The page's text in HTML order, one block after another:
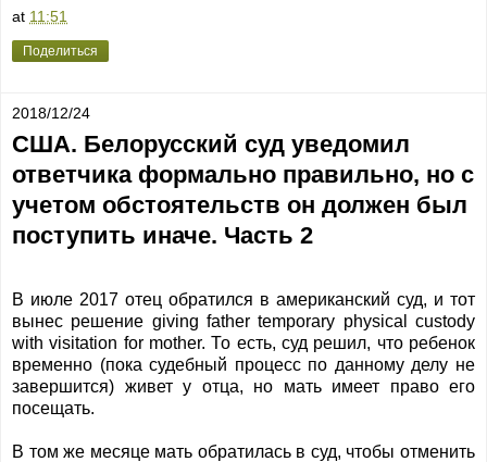
at 11:51
Поделиться
2018/12/24
США. Белорусский суд уведомил
ответчика формально правильно, но с
учетом обстоятельств он должен был
поступить иначе. Часть 2
В июле 2017 отец обратился в американский суд, и тот
вынес решение giving father temporary physical custody
with visitation for mother.То есть, суд решил, что ребенок
временно (пока судебный процесс по данному делу не
завершится) живет у отца, но мать имеет право его
посещать.
В том же месяце мать обратилась в суд, чтобы отменить